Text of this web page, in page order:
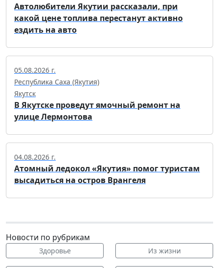
Автолюбители Якутии рассказали, при
какой цене топлива перестанут активно
ездить на авто
05.08.2026 г.
Республика Саха (Якутия)
Якутск
В Якутске проведут ямочный ремонт на
улице Лермонтова
04.08.2026 г.
Атомный ледокол «Якутия» помог туристам
высадиться на остров Врангеля
Новости по рубрикам
Здоровье Из жизни